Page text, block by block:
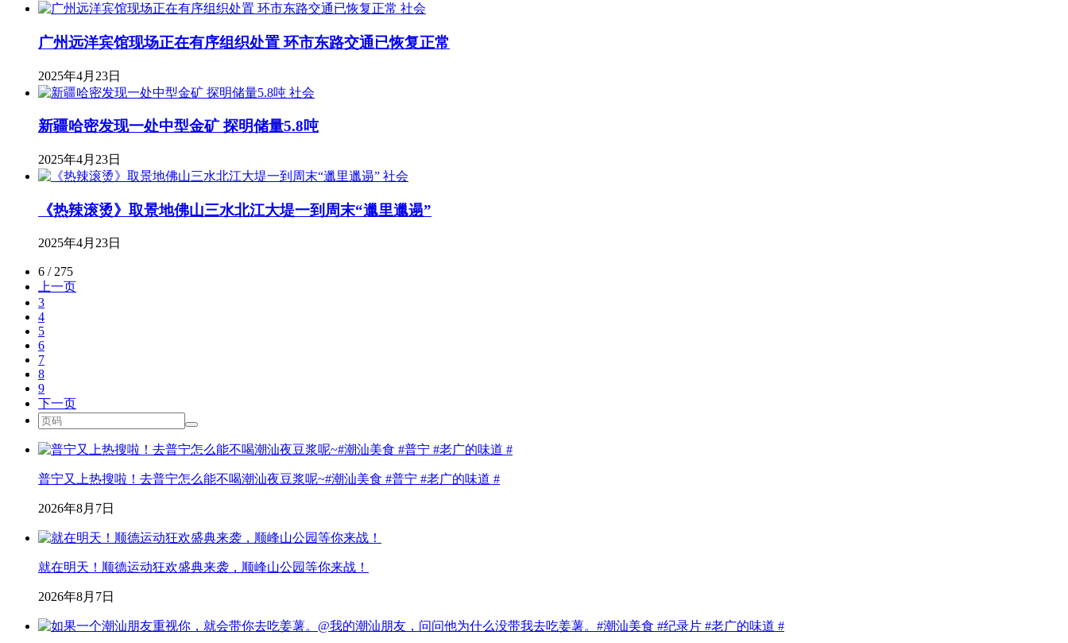
社会
广州远洋宾馆现场正在有序组织处置 环市东路交通已恢复正常
2025年4月23日
社会
新疆哈密发现一处中型金矿 探明储量5.8吨
2025年4月23日
社会
《热辣滚烫》取景地佛山三水北江大堤一到周末“邋里邋遢”
2025年4月23日
6 / 275
上一页
3
4
5
6
7
8
9
下一页
普宁又上热搜啦！去普宁怎么能不喝潮汕夜豆浆呢~#潮汕美食 #普宁 #老广的味道 #
2026年8月7日
就在明天！顺德运动狂欢盛典来袭，顺峰山公园等你来战！
2026年8月7日